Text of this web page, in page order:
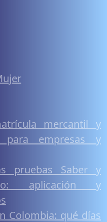
mercantil y
para empresas y
pruebas Saber y
aplicación y
Colombia: qué días